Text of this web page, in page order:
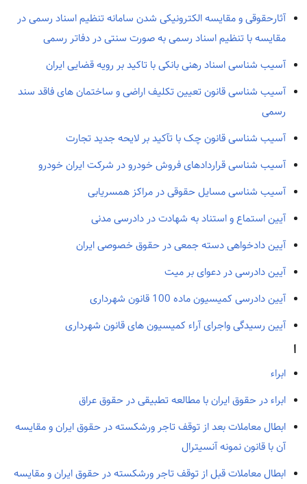
آثارحقوقی و مقایسه الکترونیکی شدن سامانه تنظیم اسناد رسمی در
مقایسه با تنظیم اسناد رسمی به صورت سنتی در دفاتر رسمی
آسیب شناسی اسناد رهنی بانکی با تاکید بر رویه قضایی ایران
آسیب شناسی قانون تعیین تکلیف اراضی و ساختمان های فاقد سند
رسمی
آسیب شناسی قانون چک با تآکید بر لایحه جدید تجارت
آسیب شناسی قراردادهای فروش خودرو در شرکت ایران خودرو
آسیب شناسی مسایل حقوقی در مراکز همسریابی
آیین استماع و استناد به شهادت در دادرسی مدنی
آیین دادخواهی دسته جمعی در حقوق خصوصی ایران
آیین دادرسی در دعوای بر میت
آیین دادرسی کمیسیون ماده 100 قانون شهرداری
آیین رسیدگی واجرای آراء کمیسیون های قانون شهرداری
ا
ابراء
ابراء در حقوق ایران با مطالعه تطبیقی در حقوق عراق
ابطال معاملات بعد از توقف تاجر ورشکسته در حقوق ایران و مقایسه
آن با قانون نمونه آنسیترال
ابطال معاملات قبل از توقف تاجر ورشکسته در حقوق ایران و مقایسه